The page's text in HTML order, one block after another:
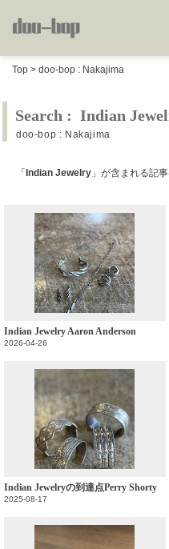
Top > doo-bop : Nakajima
Search : Indian
doo-bop : Nakajima
「 Indian Jewelry 」が含まれる記
Indian Jewelry Aaron Anderson
2026-04-26
Indian Jewelryの到達点Perry Shorty
2025-08-17